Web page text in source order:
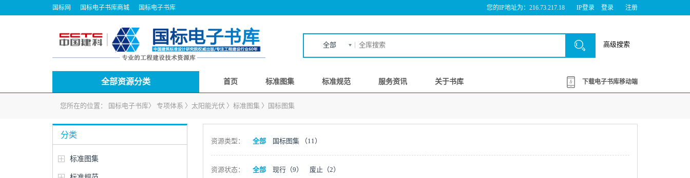
国标网 国标电子书库商城 国标电子书库 您的IP地址为：216.73.217.18 IP登录 登录 注册
全部 高级搜索
全部资源分类 首页 标准图集 标准规范 服务资讯 关于书库 下载电子书库移动端
您所在的位置： 国标电子书库〉 专项体系 〉 太阳能光伏 〉 标准图集 〉 国标图集
分类
标准图集
资源类型： 全部 国标图集 （11）
资源状态： 全部 现行 （9） 废止 （2）